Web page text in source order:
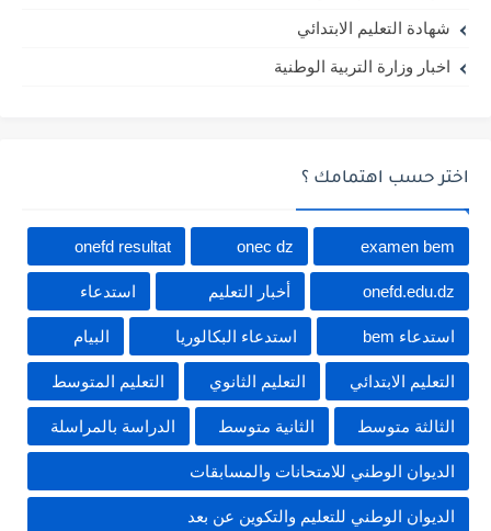
شهادة التعليم الابتدائي
اخبار وزارة التربية الوطنية
اختر حسب اهتمامك ؟
examen bem
onec dz
onefd resultat
onefd.edu.dz أخبار التعليم استدعاء
استدعاء bem استدعاء البكالوريا البيام
التعليم الابتدائي التعليم الثانوي التعليم المتوسط
الثالثة متوسط الثانية متوسط الدراسة بالمراسلة
الديوان الوطني للامتحانات والمسابقات
الديوان الوطني للتعليم والتكوين عن بعد